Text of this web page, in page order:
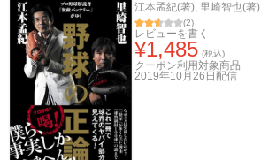
江本孟紀(著), 里崎智也(著)
(2)
レビューを書く
¥1,485 (税込)
クーポン利用対象商品
2019年10月26日 配信